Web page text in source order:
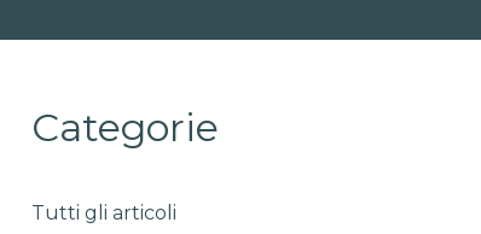
Categorie
Tutti gli articoli